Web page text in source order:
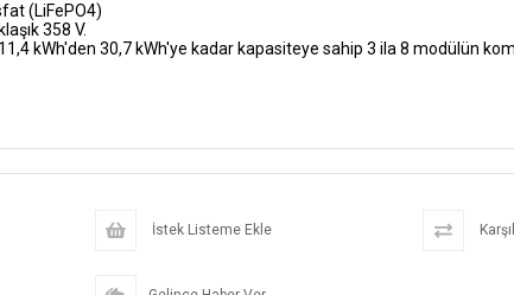
(LiFePO4)
358 V.
kWh'den 30,7 kWh'ye kadar kapasiteye sahip 3 ila 8 modülün
İstek Listeme Ekle